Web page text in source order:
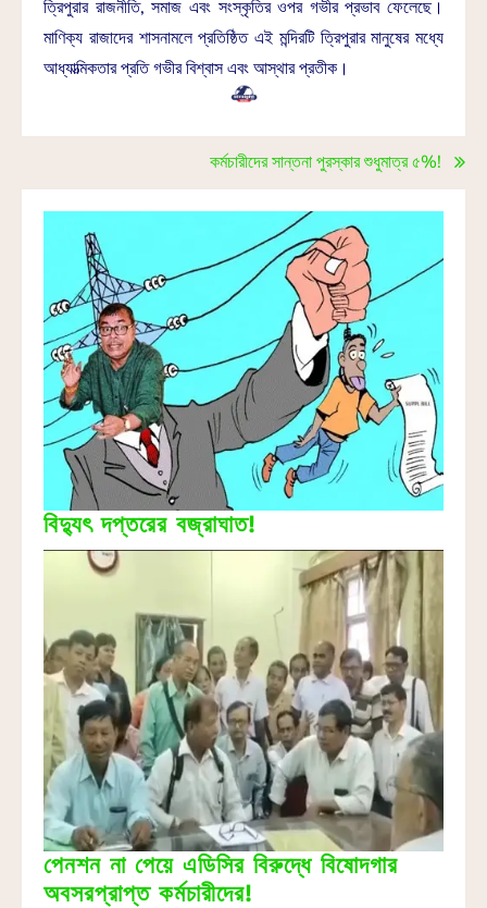
ত্রিপুরার রাজনীতি, সমাজ এবং সংস্কৃতির ওপর গভীর প্রভাব ফেলেছে।
মাণিক্য রাজাদের শাসনামলে প্রতিষ্ঠিত এই মন্দিরটি ত্রিপুরার মানুষের মধ্যে
আধ্যাত্মিকতার প্রতি গভীর বিশ্বাস এবং আস্থার প্রতীক।
কর্মচারীদের সান্তনা পুরস্কার শুধুমাত্র ৫%!
বিদ্যুৎ দপ্তরের বজ্রাঘাত!
পেনশন না পেয়ে এডিসির বিরুদ্ধে বিষোদগার
অবসরপ্রাপ্ত কর্মচারীদের!